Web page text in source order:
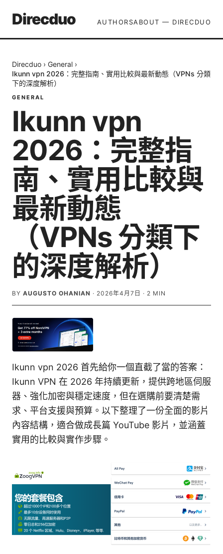
Direcduo AUTHORSABOUT — DIRECDUO
Direcduo › General ›
Ikunn vpn 2026：完整指南、實用比較與最新動態（VPNs 分類
下的深度解析）
GENERAL
Ikunn vpn
2026：完整指
南、實用比較與
最新動態
（VPNs 分類下
的深度解析）
BY AUGUSTO OHANIAN · 2026年4月7日 · 2 MIN
Ikunn vpn 2026 首先給你一個直截了當的答案：
Ikunn VPN 在 2026 年持續更新，提供跨地區伺服
器、強化加密與穩定速度，但在選購前要清楚需
求、平台支援與預算。以下整理了一份全面的影片
內容結構，適合做成長篇 YouTube 影片，並涵蓋
實用的比較與實作步驟。